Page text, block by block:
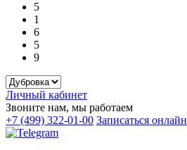
5
1
6
5
9
Личный кабинет
Звоните нам, мы работаем
+7 (499) 322-01-00 Записаться онлайн